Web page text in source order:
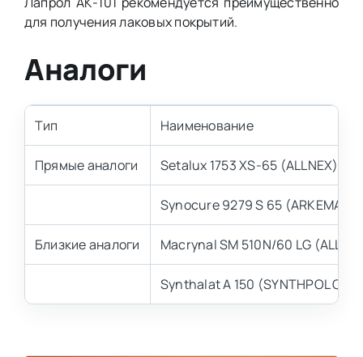
для получения лаковых покрытий.
Аналоги
Тип Наименование
Прямые аналоги Setalux 1753 XS-65 (ALLNEX)
Synocure 9279 S 65 (ARKEMA)
Близкие аналоги Macrynal SM 510N/60 LG
Synthalat А 150 (SYNTHPOL